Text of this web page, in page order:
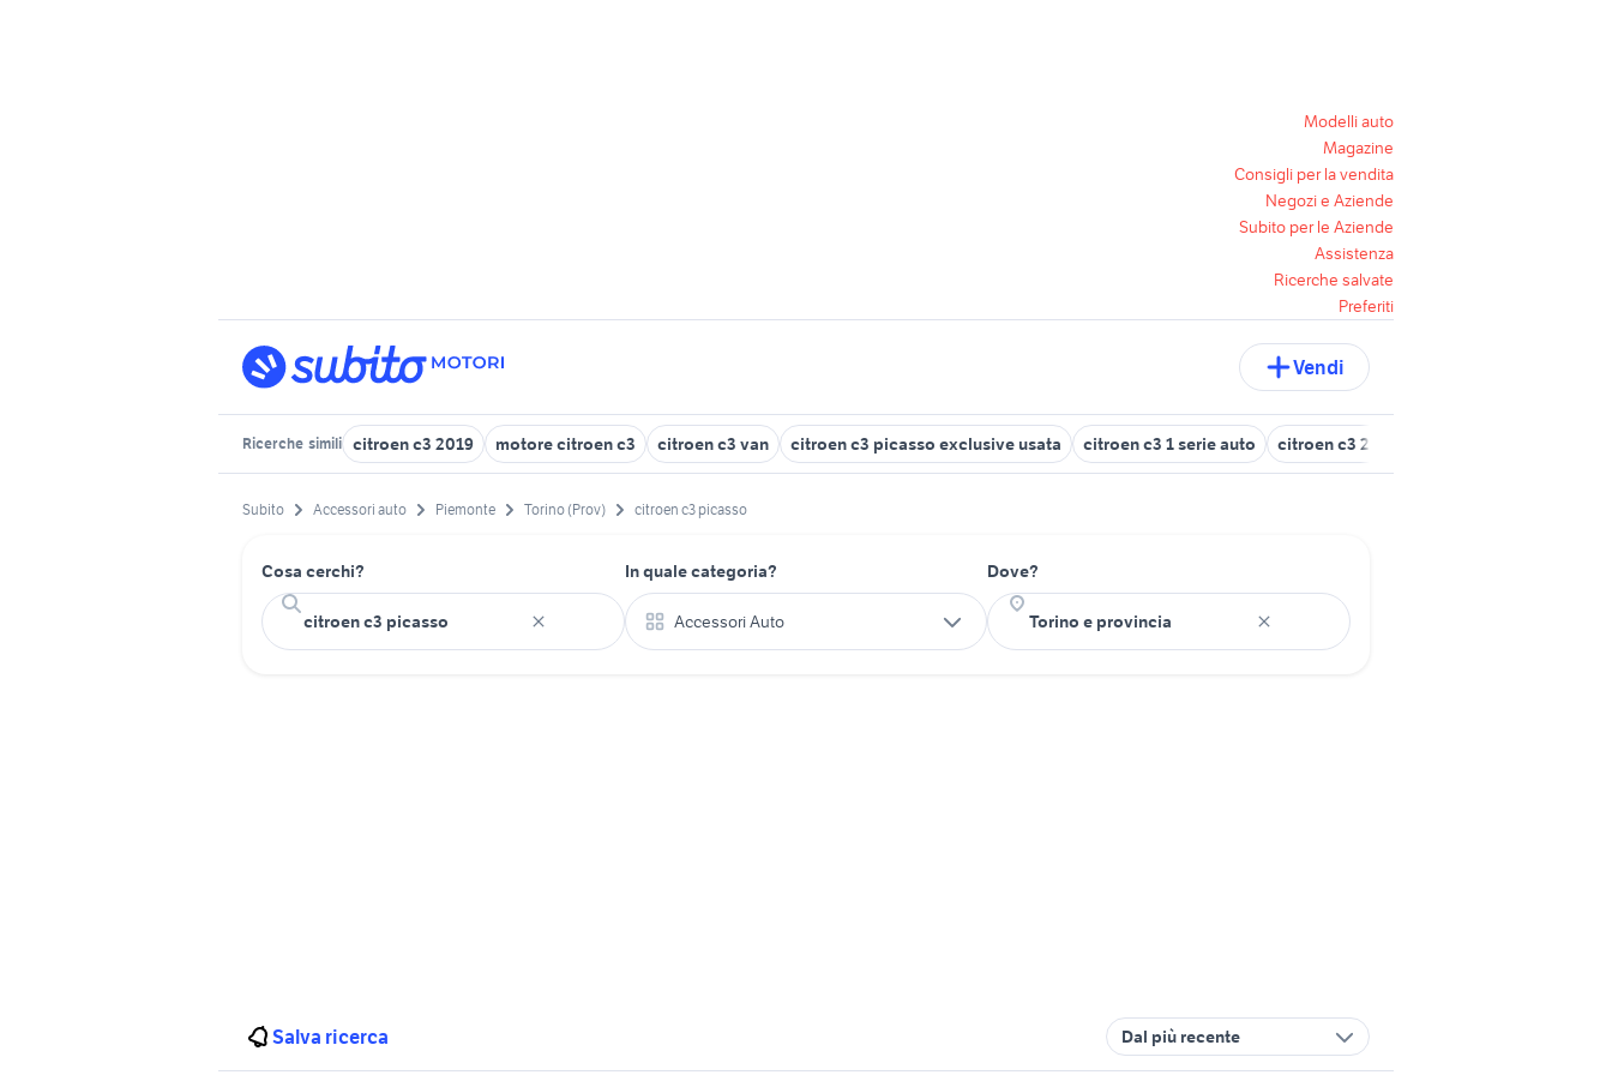
Modelli auto
Magazine
Consigli per la vendita
Negozi e Aziende
Subito per le Aziende
Assistenza
Ricerche salvate
Preferiti
Vendi
Ricerche simili citroen c3 2019 motore citroen c3 citroen c3 van citroen c3 picasso exclusive usata citroen c3 1 serie auto citroen c3 2002
Subito Accessori auto Piemonte Torino (Prov) citroen c3 picasso
Cosa cerchi? In quale categoria?
Accessori Auto
Dove?
Salva ricerca Dal più recente